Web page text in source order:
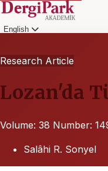
English
Research Article
Lozan'da
Volume: 38 Number:
Salâhi R. Sonyel